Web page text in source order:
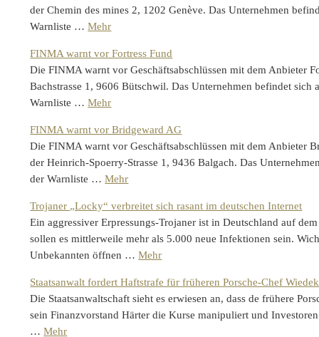
der Chemin des mines 2, 1202 Genève. Das Unternehmen
Warnliste …Mehr
FINMA warnt vor Fortress Fund
Die FINMA warnt vor Geschäftsabschlüssen mit dem Anbieter
Bachstrasse 1, 9606 Bütschwil. Das Unternehmen befindet sich
Warnliste …Mehr
FINMA warnt vor Bridgeward AG
Die FINMA warnt vor Geschäftsabschlüssen mit dem Anbieter
der Heinrich-Spoerry-Strasse 1, 9436 Balgach. Das
der Warnliste …Mehr
Trojaner „Locky“ verbreitet sich rasant im deutschen Internet
Ein aggressiver Erpressungs-Trojaner ist in Deutschland auf
sollen es mittlerweile mehr als 5.000 neue Infektionen sein.
Unbekannten öffnen …Mehr
Staatsanwalt fordert Haftstrafe für früheren Porsche-Chef
Die Staatsanwaltschaft sieht es erwiesen an, dass de frühere
sein Finanzvorstand Härter die Kurse manipuliert und
…Mehr